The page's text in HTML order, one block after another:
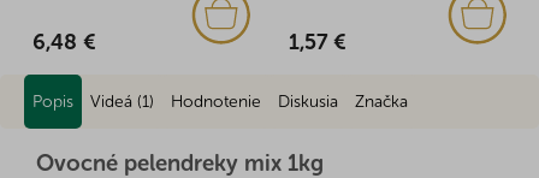
6,48 € 1,57 €
Popis Videá (1) Hodnotenie Diskusia Značka
Ovocné pelendreky mix 1kg